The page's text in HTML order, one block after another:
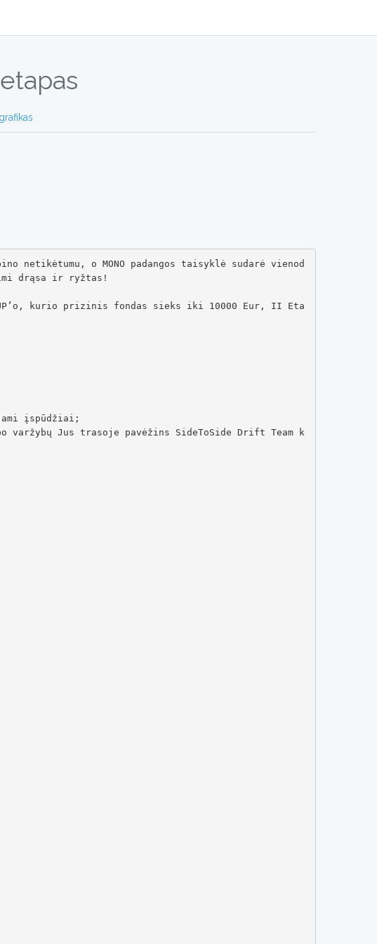
netikėtumu, o MONO padangos taisyklė sudarė vienod
drąsa ir ryžtas!
kurio prizinis fondas sieks iki 10000 Eur, II Eta
įspūdžiai;
Jus trasoje pavėžins SideToSide Drift Team k